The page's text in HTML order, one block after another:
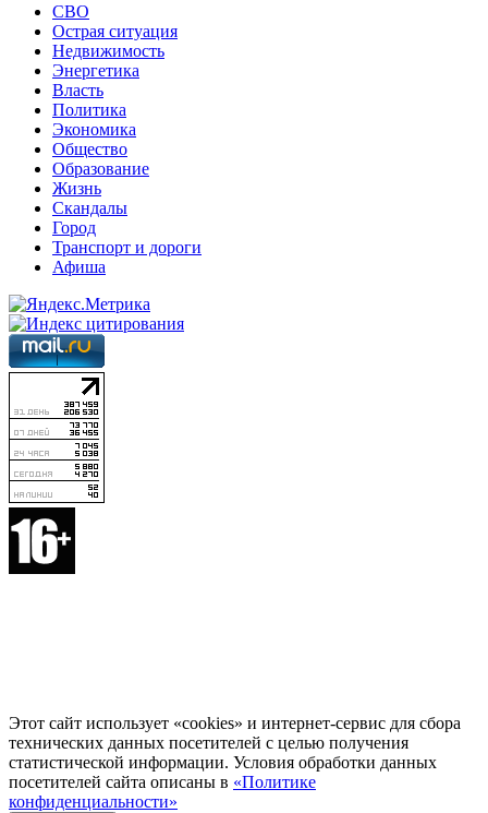
СВО
Острая ситуация
Недвижимость
Энергетика
Власть
Политика
Экономика
Общество
Образование
Жизнь
Скандалы
Город
Транспорт и дороги
Афиша
Этот сайт использует «cookies» и интернет-сервис для сбора
технических данных посетителей с целью получения
статистической информации. Условия обработки данных
посетителей сайта описаны в «Политике
конфиденциальности»